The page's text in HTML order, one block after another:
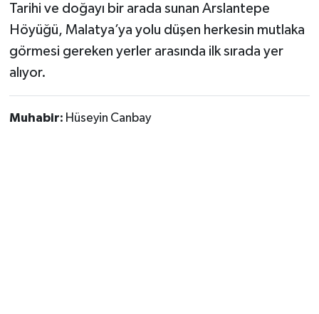
Tarihi ve doğayı bir arada sunan Arslantepe
Höyüğü, Malatya’ya yolu düşen herkesin mutlaka
görmesi gereken yerler arasında ilk sırada yer
alıyor.
Muhabir: Hüseyin Canbay